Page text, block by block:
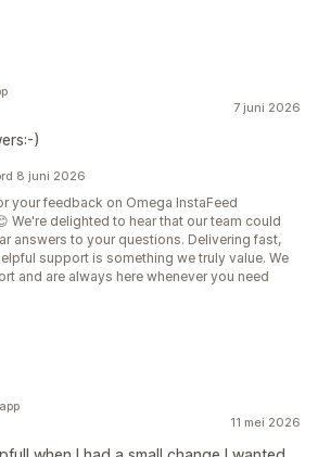
7 juni 2026
)
8 juni 2026
your feedback on Omega InstaFeed
We're delighted to hear that our team could
answers to your questions. Delivering fast,
support is something we truly value. We
and are always here whenever you need
11 mei 2026